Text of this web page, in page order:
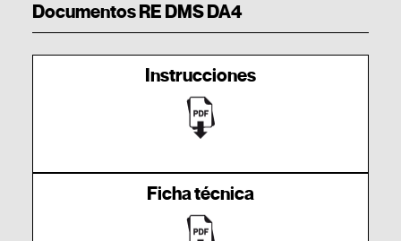
Documentos RE DMS DA4
Instrucciones
Ficha técnica